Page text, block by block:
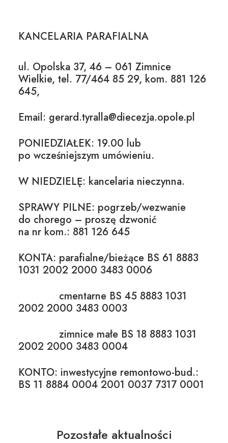
KANCELARIA PARAFIALNA
ul. Opolska 37, 46 – 061 Zimnice
Wielkie, tel. 77/464 85 29, kom. 881 126
645,
Email: gerard.tyralla@diecezja.opole.pl
PONIEDZIAŁEK: 19.00 lub
po wcześniejszym umówieniu.
W NIEDZIELĘ: kancelaria nieczynna.
SPRAWY PILNE: pogrzeb/wezwanie
do chorego – proszę dzwonić
na nr kom.: 881 126 645
KONTA: parafialne/bieżące BS 61 8883
1031 2002 2000 3483 0006
cmentarne BS 45 8883 1031
2002 2000 3483 0003
zimnice małe BS 18 8883 1031
2002 2000 3483 0004
KONTO: inwestycyjne remontowo-bud.:
BS 11 8884 0004 2001 0037 7317 0001
Pozostałe aktualności